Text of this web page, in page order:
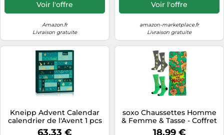
période de l'Avent avec
Voir l'offre
Amazon.fr
Livraison gratuite
Voir l'offre
amazon-marketplace.fr
Livraison gratuite
Kneipp Advent Calendar
calendrier de l'Avent 1 pcs
63,33 €
soxo Chaussettes Homme
& Femme & Tasse - Coffret
Matcha Cadeau 35-45
18,99 €